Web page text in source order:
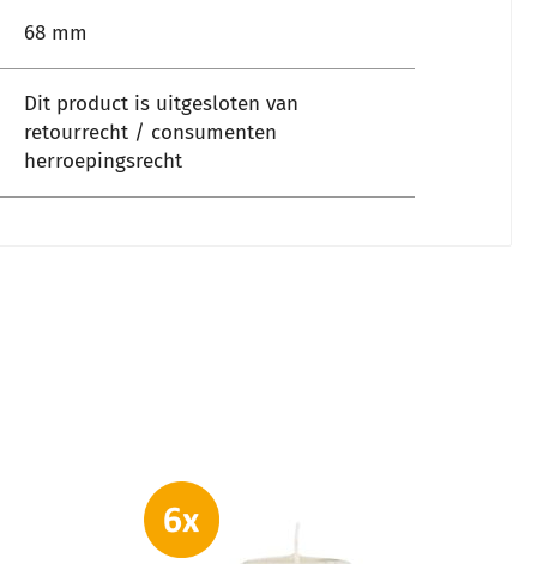
68 mm
Dit product is uitgesloten van
retourrecht / consumenten
herroepingsrecht